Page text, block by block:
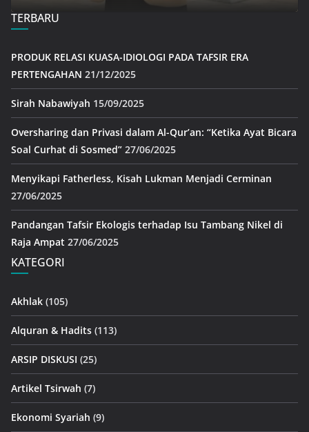
TERBARU
PRODUK RELASI KUASA-IDIOLOGI PADA TAFSIR ERA
PERTENGAHAN 21/12/2025
Sirah Nabawiyah 15/09/2025
Oversharing dan Privasi dalam Al-Qur’an: “Ketika Ayat Bicara
Soal Curhat di Sosmed” 27/06/2025
Menyikapi Fatherless, Kisah Lukman Menjadi Cerminan
27/06/2025
Pandangan Tafsir Ekologis terhadap Isu Tambang Nikel di
Raja Ampat 27/06/2025
KATEGORI
Akhlak (105)
Alquran & Hadits (113)
ARSIP DISKUSI (25)
Artikel Tsirwah (7)
Ekonomi Syariah (9)